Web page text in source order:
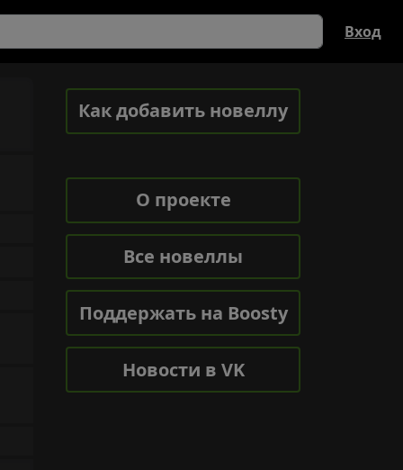
Вход
Как добавить новеллу
О проекте
Все новеллы
Поддержать на Boosty
Новости в VK